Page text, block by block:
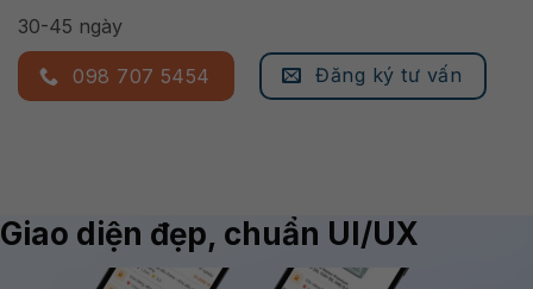
30-45 ngày
098 707 5454 Đăng ký tư vấn
Giao diện đẹp, chuẩn UI/UX